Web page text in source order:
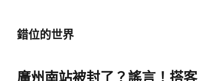
錯位的世界
廣州南站被封了？謠言！搭客